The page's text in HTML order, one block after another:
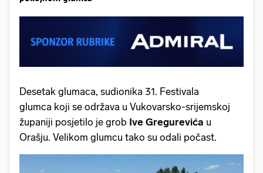
Desetak glumaca, sudionika 31. Festivala
glumca koji se održava u Vukovarsko-srijemskoj
županiji posjetilo je grob Ive Gregurevića u
Orašju. Velikom glumcu tako su odali počast.